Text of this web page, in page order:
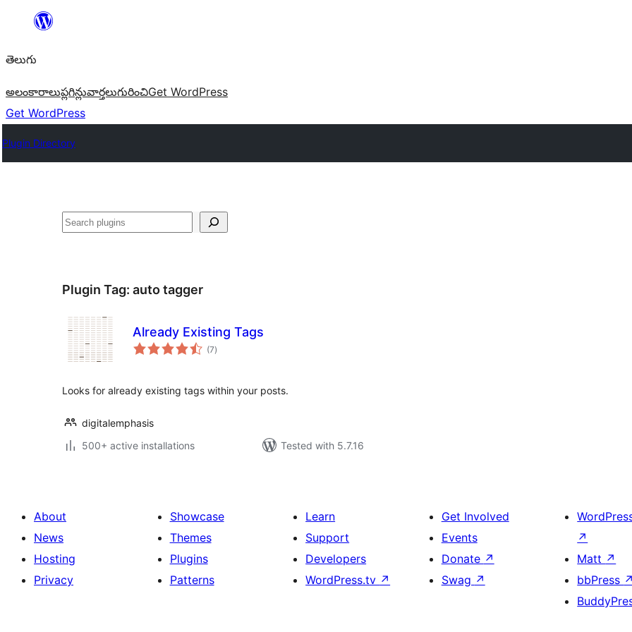
విషయానికి
తెలుగు
అలంకారాలుప్లగిన్లువార్తలుగురించిGet WordPress
Get WordPress
Plugin Directory
వెతుకు
Plugin Tag: auto tagger
Already Existing Tags
(7total
ratings
)
Looks for already existing tags within your posts.
digitalemphasis
500+ active installations
Tested with 5.7.16
About
News
Hosting
Privacy
Showcase
Themes
Plugins
Patterns
Learn
Support
Developers
WordPress.tv ↗
Get Involved
Events
Donate ↗
Swag ↗
↗
Matt ↗
bbPress ↗